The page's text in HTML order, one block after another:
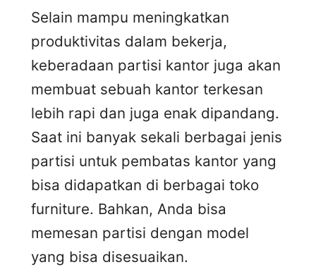
Selain mampu meningkatkan
produktivitas dalam bekerja,
keberadaan partisi kantor juga akan
membuat sebuah kantor terkesan
lebih rapi dan juga enak dipandang.
Saat ini banyak sekali berbagai jenis
partisi untuk pembatas kantor yang
bisa didapatkan di berbagai toko
furniture. Bahkan, Anda bisa
memesan partisi dengan model
yang bisa disesuaikan.